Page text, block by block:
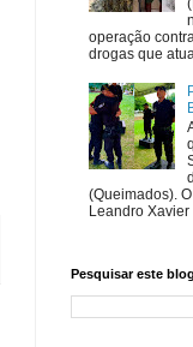
operação
drogas que
(Queimados).
Leandro Xavier
Pesquisar este blog